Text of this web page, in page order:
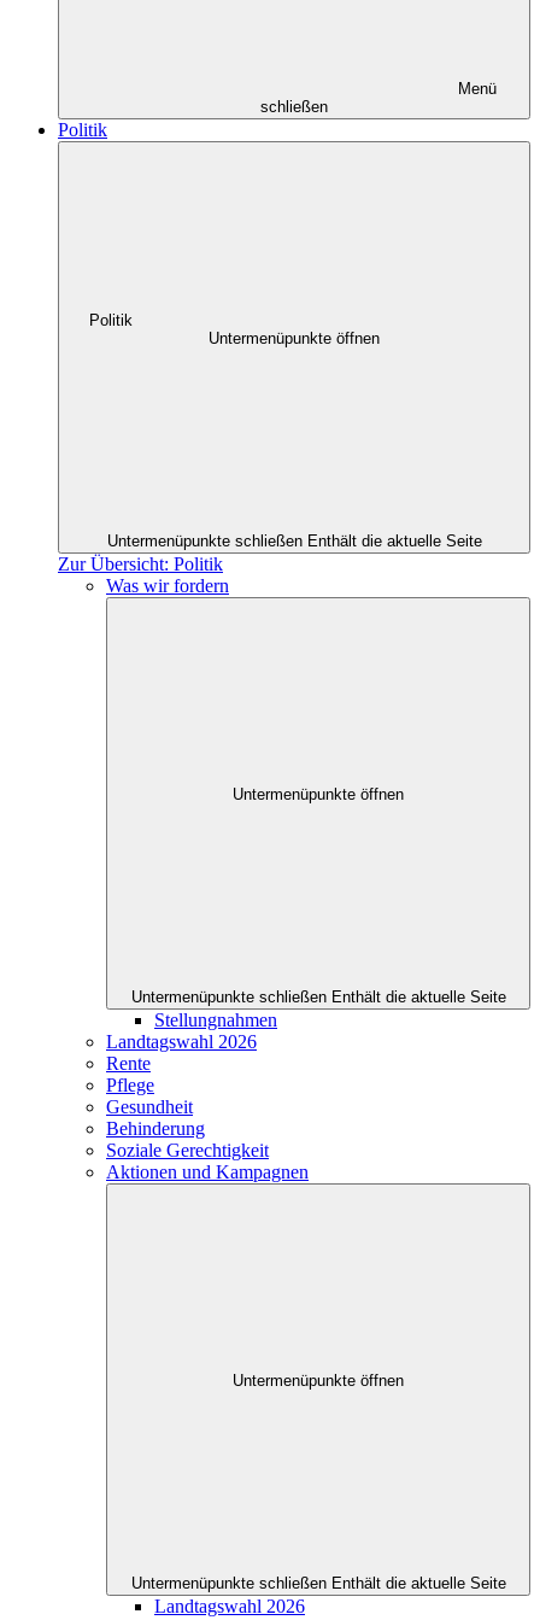
Menü
schließen
Politik
Politik
Untermenüpunkte öffnen
Untermenüpunkte schließen Enthält die aktuelle Seite
Zur Übersicht: Politik
Was wir fordern
Untermenüpunkte öffnen
Untermenüpunkte schließen Enthält die aktuelle Seite
Stellungnahmen
Landtagswahl 2026
Rente
Pflege
Gesundheit
Behinderung
Soziale Gerechtigkeit
Aktionen und Kampagnen
Untermenüpunkte öffnen
Untermenüpunkte schließen Enthält die aktuelle Seite
Landtagswahl 2026